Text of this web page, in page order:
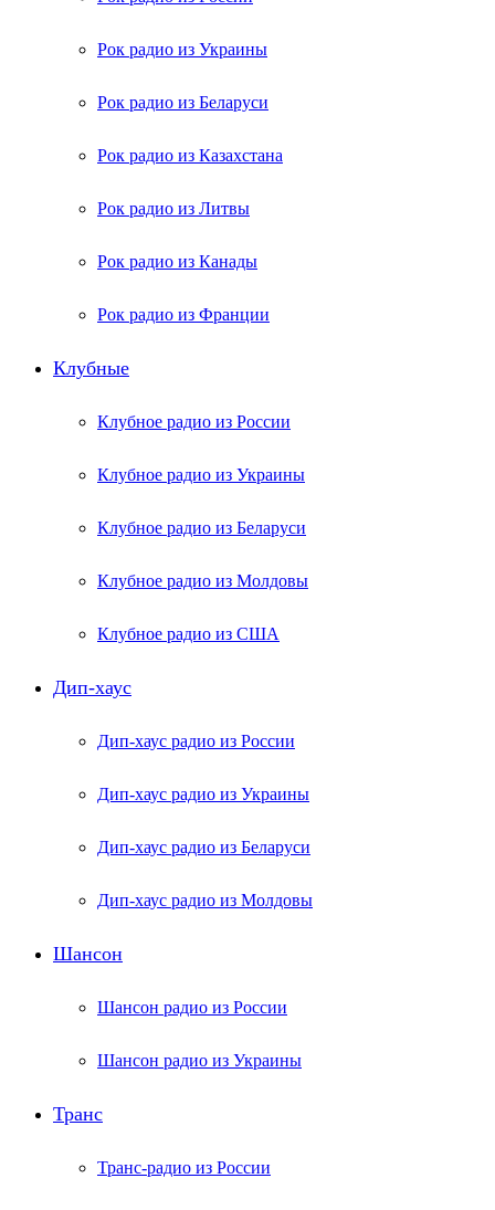
Рок радио из Украины
Рок радио из Беларуси
Рок радио из Казахстана
Рок радио из Литвы
Рок радио из Канады
Рок радио из Франции
Клубные
Клубное радио из России
Клубное радио из Украины
Клубное радио из Беларуси
Клубное радио из Молдовы
Клубное радио из США
Дип-хаус
Дип-хаус радио из России
Дип-хаус радио из Украины
Дип-хаус радио из Беларуси
Дип-хаус радио из Молдовы
Шансон
Шансон радио из России
Шансон радио из Украины
Транс
Транс-радио из России